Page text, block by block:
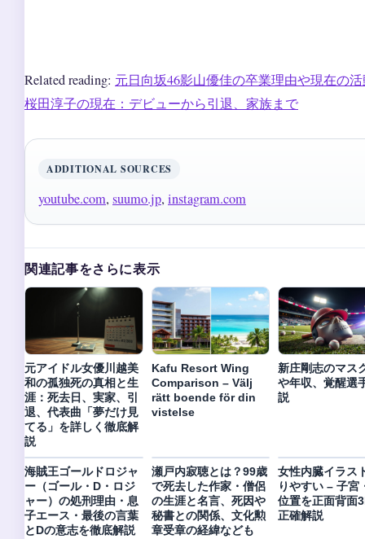
Related reading: 元日向坂46影山優佳の卒業理由や現在の
桜田淳子の現在：デビューから引退、家族まで
ADDITIONAL SOURCES
youtube.com, suumo.jp, instagram.com
関連記事をさらに表示
元アイドル女優川越美
和の孤独死の真相と生
涯：死去日、実家、引
退、代表曲「夢だけ見
てる」を詳しく徹底解
説
Kafu Resort Wing
Comparison – Välj
rätt boende för din
vistelse
新庄剛志のマス
や年収、覚醒選
説
海賊王ゴールドロジャ
ー（ゴール・D・ロジ
ャー）の処刑理由・息
子エース・最後の言葉
とDの意志を徹底解説
瀬戸内寂聴とは？99歳
で死去した作家・僧侶
の生涯と名言、死因や
秘書との関係、文化勲
章受章の経緯なども
女性内臓イラス
りやすい – 子宮
位置を正面背面
正確解説